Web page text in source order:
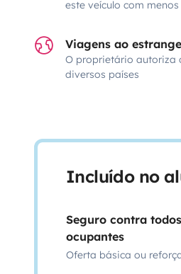
este veículo com
Viagens ao
O proprietário autoriza
diversos países
Incluído no
Seguro contra
ocupantes
Oferta básica ou